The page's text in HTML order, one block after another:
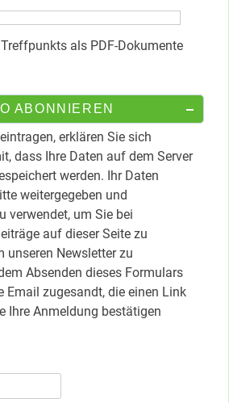
als PDF-Dokumente
ABONNIEREN
erklären Sie sich
dass Ihre Daten auf dem Server
werden. Ihr Daten
weitergegeben und
verwendet, um Sie bei
auf dieser Seite zu
unseren Newsletter zu
Absenden dieses Formulars
Email zugesandt, die einen Link
Ihre Anmeldung bestätigen